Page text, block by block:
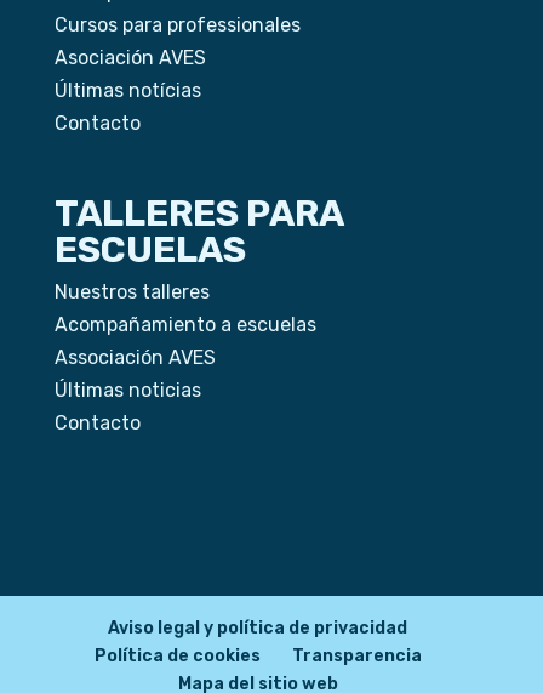
Cursos para professionales
Asociación AVES
Últimas notícias
Contacto
TALLERES PARA
ESCUELAS
Nuestros talleres
Acompañamiento a escuelas
Associación AVES
Últimas noticias
Contacto
Aviso legal y política de privacidad
Política de cookies
Transparencia
Mapa del sitio web